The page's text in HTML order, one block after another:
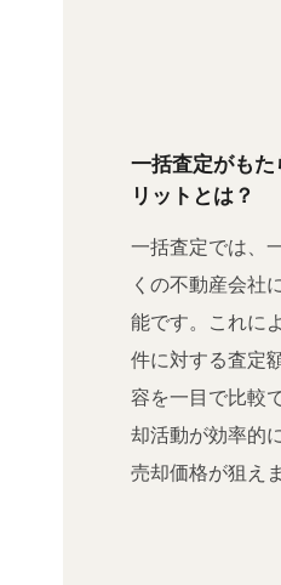
一括査定がも
リットとは？
一括査定では、
くの不動産会社
能です。これに
件に対する査定
容を一目で比較
却活動が効率的
売却価格が狙え